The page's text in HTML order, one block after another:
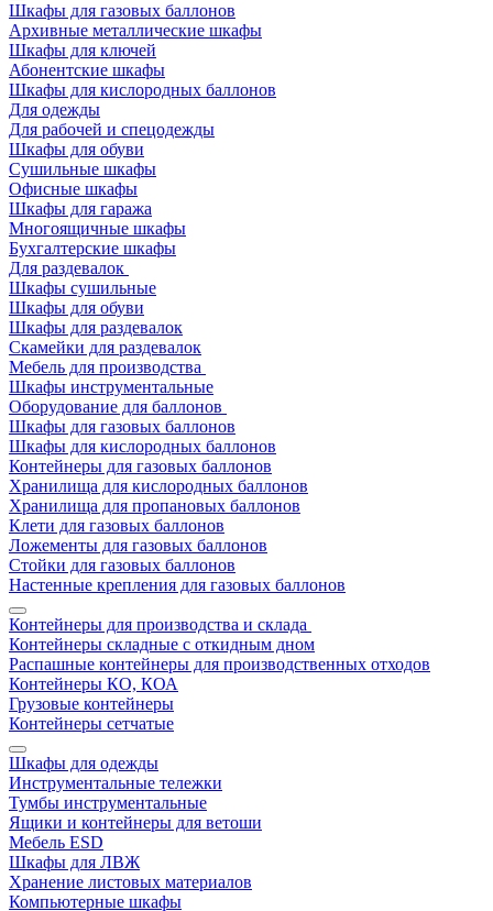
Шкафы для газовых баллонов
Архивные металлические шкафы
Шкафы для ключей
Абонентские шкафы
Шкафы для кислородных баллонов
Для одежды
Для рабочей и спецодежды
Шкафы для обуви
Сушильные шкафы
Офисные шкафы
Шкафы для гаража
Многоящичные шкафы
Бухгалтерские шкафы
Для раздевалок
Шкафы сушильные
Шкафы для обуви
Шкафы для раздевалок
Скамейки для раздевалок
Мебель для производства
Шкафы инструментальные
Оборудование для баллонов
Шкафы для газовых баллонов
Шкафы для кислородных баллонов
Контейнеры для газовых баллонов
Хранилища для кислородных баллонов
Хранилища для пропановых баллонов
Клети для газовых баллонов
Ложементы для газовых баллонов
Стойки для газовых баллонов
Настенные крепления для газовых баллонов
Контейнеры для производства и склада
Контейнеры складные с откидным дном
Распашные контейнеры для производственных отходов
Контейнеры КО, КОА
Грузовые контейнеры
Контейнеры сетчатые
Шкафы для одежды
Инструментальные тележки
Тумбы инструментальные
Ящики и контейнеры для ветоши
Мебель ESD
Шкафы для ЛВЖ
Хранение листовых материалов
Компьютерные шкафы